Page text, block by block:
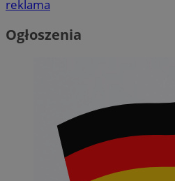
reklama
Ogłoszenia